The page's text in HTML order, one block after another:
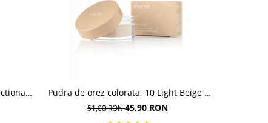
,
Pudra de orez colorata, 10 Light Beige -
10g
51,00 RON45,90 RON